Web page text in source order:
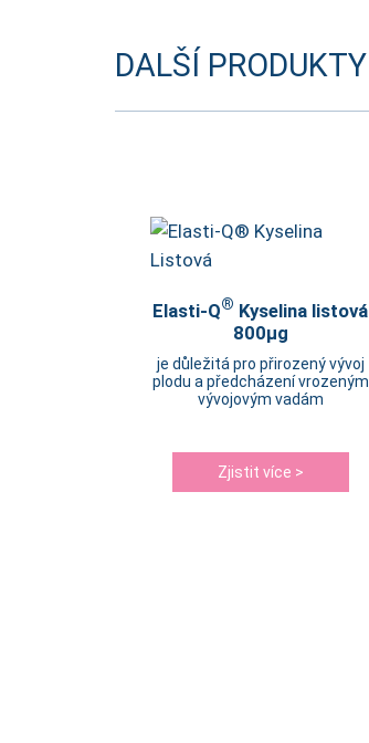
DALŠÍ PRODUKTY
Elasti-Q® Kyselina listová
800µg
je důležitá pro přirozený vývoj
plodu a předcházení vrozeným
vývojovým vadám
Zjistit více >